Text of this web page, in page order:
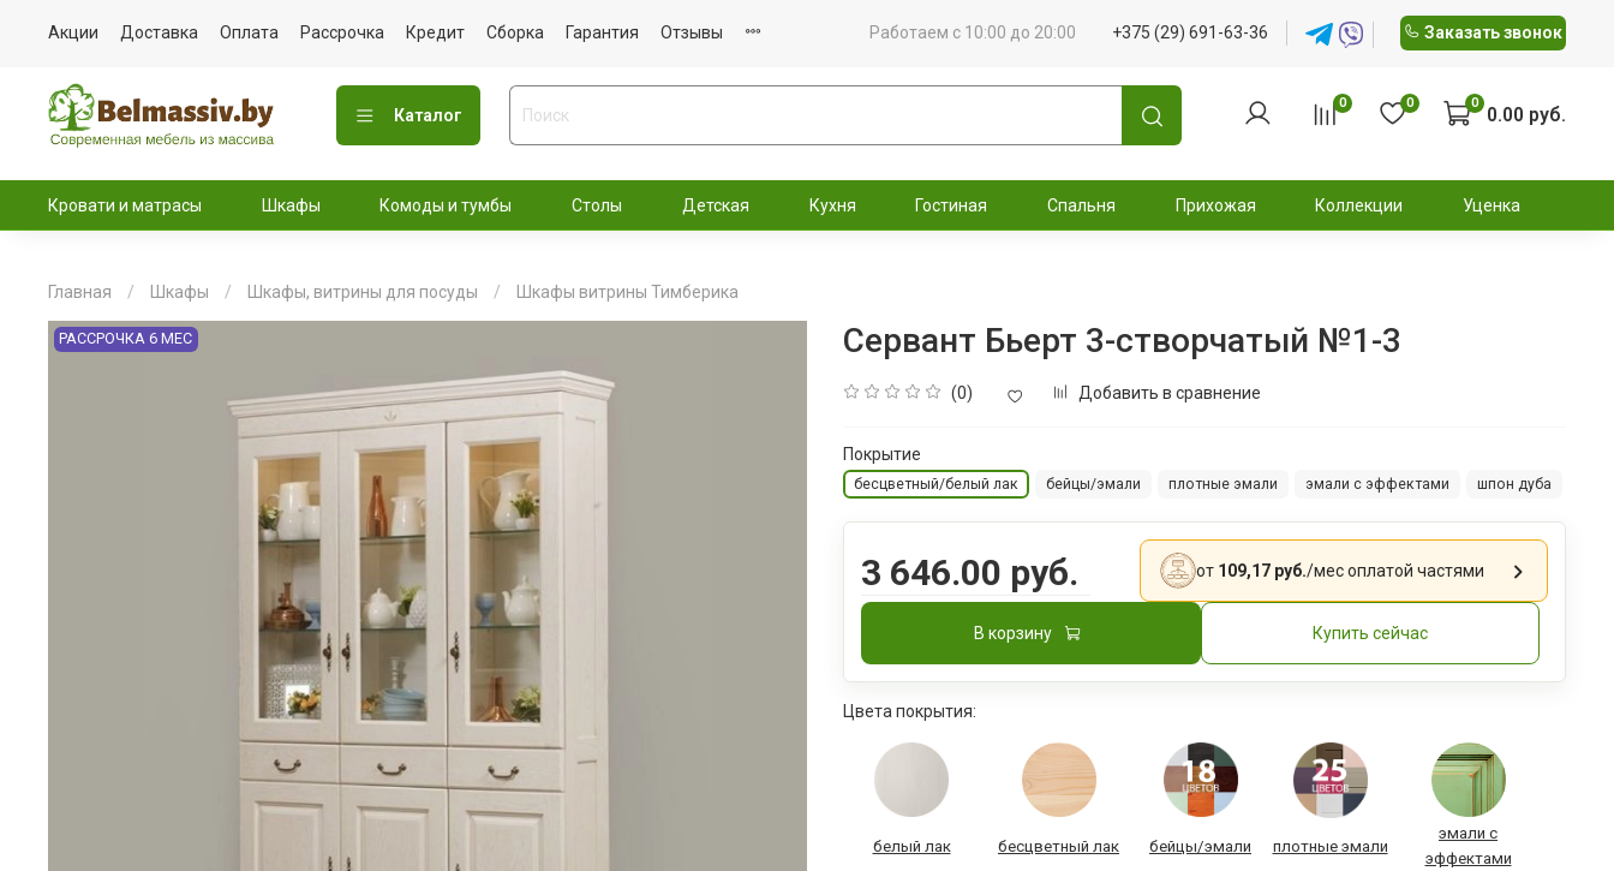
Акции Доставка Оплата Рассрочка Кредит Сборка Гарантия Отзывы Работаем с 10:00 до 20:00 +375 (29) 691-63-36 Заказать звонок
Каталог
0 0 0 0.00 руб.
Кровати и матрасы Шкафы Комоды и тумбы Столы Детская Кухня Гостиная Спальня Прихожая Коллекции Уценка
Главная Шкафы Шкафы, витрины для посуды Шкафы витрины Тимберика
РАССРОЧКА 6 МЕС Сервант Бьерт 3-створчатый №1-3
(0) Добавить в сравнение
Покрытие
бесцветный/белый лак бейцы/эмали плотные эмали эмали с эффектами шпон дуба
3 646.00 руб. от 109,17 руб./месоплатой частями
В корзину Купить сейчас
Цвета покрытия:
белый лак бесцветный лак бейцы/эмали плотные эмали
эмали с
эффектами